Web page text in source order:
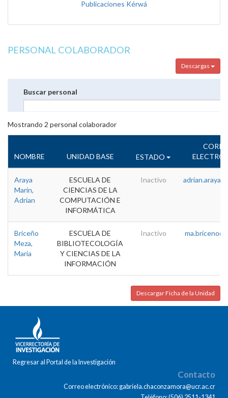
Publicaciones Kérwá
PERSONAL COLABORADOR
Descargas
Buscar personal
Mostrando 2 personal colaborador
NOMBRE UNIDAD BASE ESTADO
Araya
Marin,
Adrian
ESCUELA DE
CIENCIAS DE LA
COMPUTACIÓN E
INFORMÁTICA
Inactivo
Briceño
Meza,
Maria
ESCUELA DE
BIBLIOTECOLOGÍA
Y CIENCIAS DE LA
INFORMACIÓN
Inactivo
Descargar Ficha de la Unidad
Regresar al Portal de la Investigación
Contacto
Correo electrónico: gabriela.chaconzamora@ucr.ac.cr